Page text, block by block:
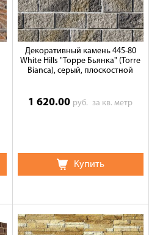
Декоративный камень 445-80
White Hills "Торре Бьянка" (Torre
Bianca), серый, плоскостной
1 620.00 руб.за кв. метр
Купить